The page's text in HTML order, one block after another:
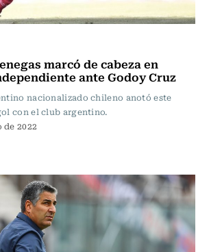
marcó de cabeza en
ante Godoy Cruz
nacionalizado chileno anotó este
con el club argentino.
de 2022